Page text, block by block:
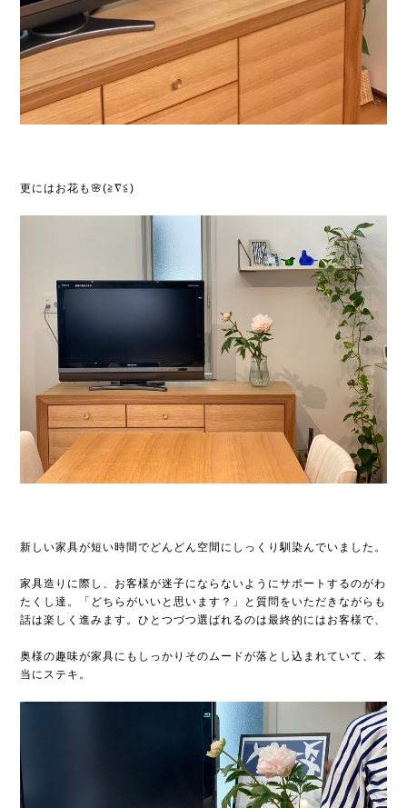
更にはお花も🌸(≧∇≦)
新しい家具が短い時間でどんどん空間にしっくり馴染んでいました。
家具造りに際し、お客様が迷子にならないようにサポートするのがわ
たくし達。「どちらがいいと思います？」と質問をいただきながらも
話は楽しく進みます。ひとつづつ選ばれるのは最終的にはお客様で、
奥様の趣味が家具にもしっかりそのムードが落とし込まれていて、本
当にステキ。